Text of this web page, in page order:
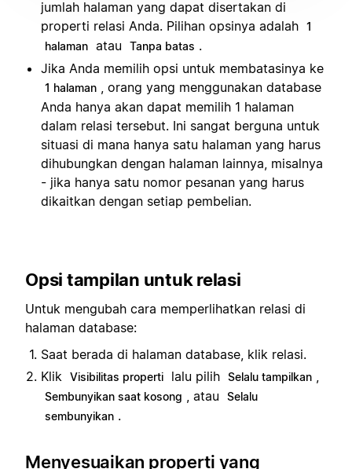
jumlah halaman yang dapat disertakan di
properti relasi Anda. Pilihan opsinya adalah 1
halaman atau Tanpa batas .
Jika Anda memilih opsi untuk membatasinya ke
1 halaman , orang yang menggunakan database
Anda hanya akan dapat memilih 1 halaman
dalam relasi tersebut. Ini sangat berguna untuk
situasi di mana hanya satu halaman yang harus
dihubungkan dengan halaman lainnya, misalnya
- jika hanya satu nomor pesanan yang harus
dikaitkan dengan setiap pembelian.
Opsi tampilan untuk relasi
Untuk mengubah cara memperlihatkan relasi di
halaman database:
Saat berada di halaman database, klik relasi.
Klik Visibilitas properti lalu pilih Selalu tampilkan ,
Sembunyikan saat kosong , atau
Selalu
sembunyikan .
Menyesuaikan properti yang